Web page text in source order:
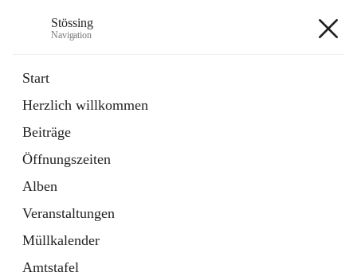
Stössing
Navigation
Start
Herzlich willkommen
Beiträge
Öffnungszeiten
Alben
Veranstaltungen
Müllkalender
Amtstafel
Datei
in
Tab
Kindergarten
öffnet
in
neuem
Tab